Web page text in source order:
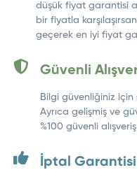
düşük fiyat garantisi
bir fiyatla
geçerek en iyi fiyat
Güvenli
Bilgi güvenliğiniz için
Ayrıca gelişmiş ve
%100 güvenli
İptal Garantisi